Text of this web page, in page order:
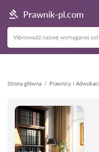
Prawnik-pl.com
Strona główna Prawnicy i Adwokaci
Wstecz